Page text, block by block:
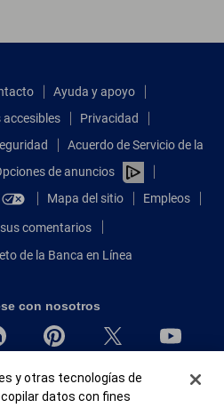
Ayuda y apoyo
accesibles
Privacidad
Acuerdo de Servicio de la
de anuncios
Mapa del sitio Empleos
Comparta sus comentarios
de la Banca en Línea
con nosotros
N.A. Miembro de FDIC.
en préstamos para viviendas
y otras tecnologías de
datos con fines